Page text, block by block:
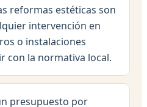
reformas estéticas son
intervención en
o instalaciones
con la normativa local.
presupuesto por